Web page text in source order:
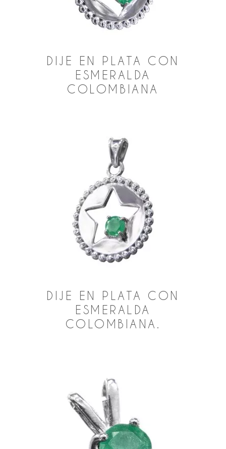
DIJE EN PLATA CON
ESMERALDA
COLOMBIANA
DIJE EN PLATA CON
ESMERALDA
COLOMBIANA.